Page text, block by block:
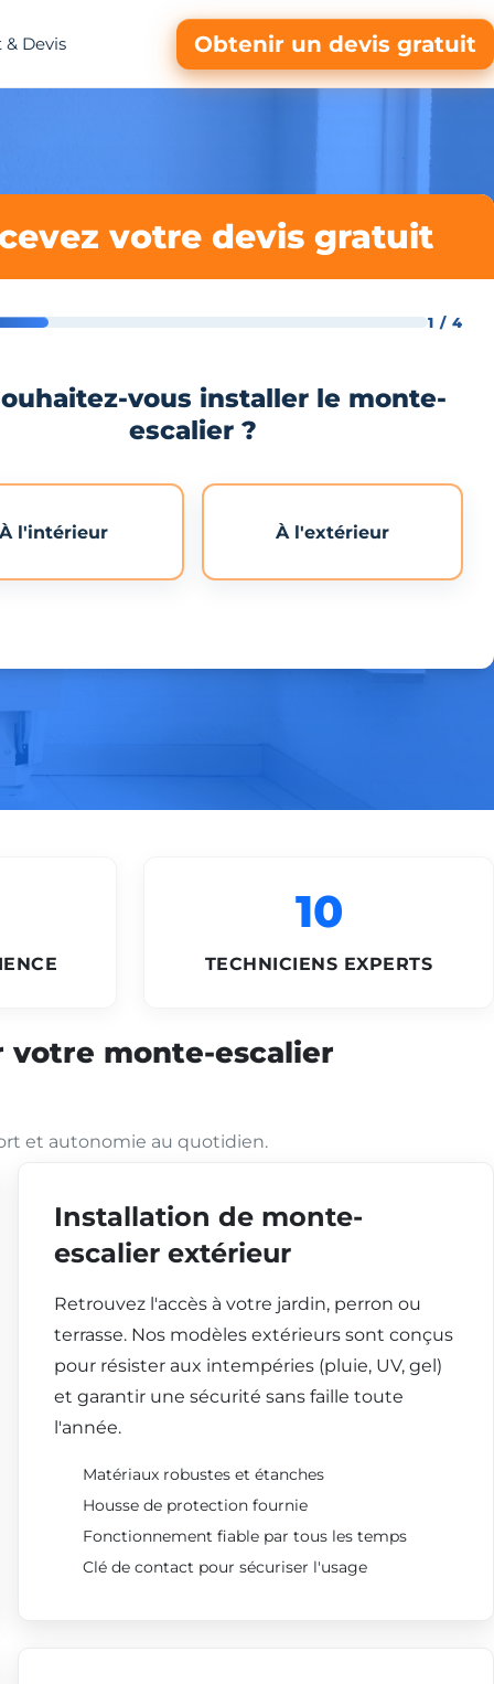
Devis Obtenir un devis gratuit
votre devis gratuit
1 / 4
vous installer le monte-
escalier ?
À l'intérieur À l'extérieur
10
TECHNICIENS EXPERTS
monte-escalier
et autonomie au quotidien.
Installation de monte-
escalier extérieur
Retrouvez l'accès à votre jardin, perron ou
terrasse. Nos modèles extérieurs sont conçus
pour résister aux intempéries (pluie, UV, gel)
et garantir une sécurité sans faille toute
l'année.
Matériaux robustes et étanches
Housse de protection fournie
Fonctionnement fiable par tous les temps
Clé de contact pour sécuriser l'usage